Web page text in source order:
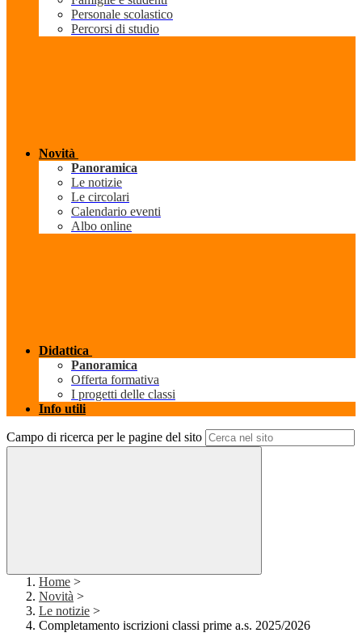
Personale scolastico
Percorsi di studio
Novità
Panoramica
Le notizie
Le circolari
Calendario eventi
Albo online
Didattica
Panoramica
Offerta formativa
I progetti delle classi
Info utili
Campo di ricerca per le pagine del sito
Home >
Novità >
Le notizie >
Completamento iscrizioni classi prime a.s. 2025/2026